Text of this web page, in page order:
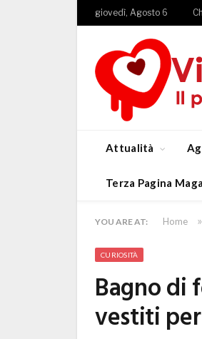
giovedì, Agosto 6
Attualità
Terza Pagina
YOU ARE AT: Home »
CURIOSITÀ
Bagno di
vestiti